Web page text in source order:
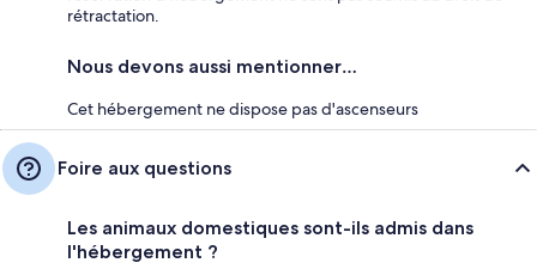
rétractation.
Nous devons aussi mentionner…
Cet hébergement ne dispose pas d'ascenseurs
Foire aux questions
Les animaux domestiques sont-ils admis dans
l'hébergement ?